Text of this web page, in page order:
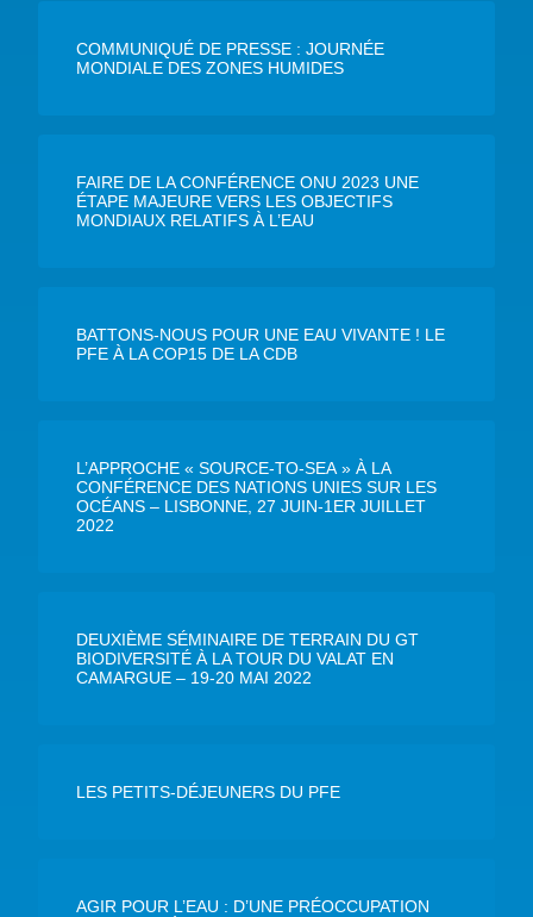
COMMUNIQUÉ DE PRESSE : JOURNÉE
MONDIALE DES ZONES HUMIDES
FAIRE DE LA CONFÉRENCE ONU 2023 UNE
ÉTAPE MAJEURE VERS LES OBJECTIFS
MONDIAUX RELATIFS À L’EAU
BATTONS-NOUS POUR UNE EAU VIVANTE ! LE
PFE À LA COP15 DE LA CDB
L’APPROCHE « SOURCE-TO-SEA » À LA
CONFÉRENCE DES NATIONS UNIES SUR LES
OCÉANS – LISBONNE, 27 JUIN-1ER JUILLET
2022
DEUXIÈME SÉMINAIRE DE TERRAIN DU GT
BIODIVERSITÉ À LA TOUR DU VALAT EN
CAMARGUE – 19-20 MAI 2022
LES PETITS-DÉJEUNERS DU PFE
AGIR POUR L’EAU : D’UNE PRÉOCCUPATION